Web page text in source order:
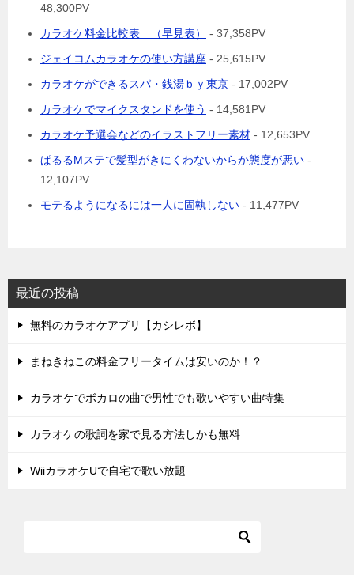
48,300PV
カラオケ料金比較表 （早見表）
- 37,358PV
ジェイコムカラオケの使い方講座 - 25,615PV
カラオケができるスパ・銭湯ｂｙ東京 - 17,002PV
カラオケでマイクスタンドを使う - 14,581PV
カラオケ予選会などのイラストフリー素材 - 12,653PV
ぱるるMステで髪型がきにくわないからか態度が悪い -
12,107PV
モテるようになるには一人に固執しない - 11,477PV
最近の投稿
無料のカラオケアプリ【カシレボ】
まねきねこの料金フリータイムは安いのか！？
カラオケでボカロの曲で男性でも歌いやすい曲特集
カラオケの歌詞を家で見る方法しかも無料
WiiカラオケUで自宅で歌い放題